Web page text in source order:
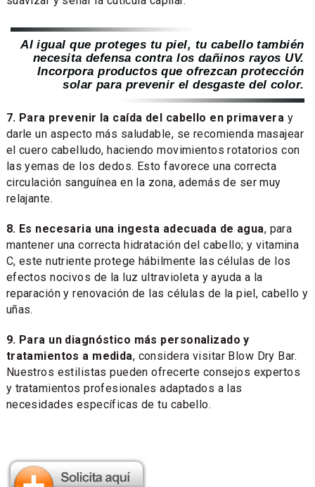
Al igual que proteges tu piel, tu cabello también
necesita defensa contra los dañinos rayos UV.
Incorpora productos que ofrezcan protección
solar para prevenir el desgaste del color.
7. Para prevenir la caída del cabello en primavera y
darle un aspecto más saludable, se recomienda masajear
el cuero cabelludo, haciendo movimientos rotatorios con
las yemas de los dedos. Esto favorece una correcta
circulación sanguínea en la zona, además de ser muy
relajante.
8. Es necesaria una ingesta adecuada de agua, para
mantener una correcta hidratación del cabello; y vitamina
C, este nutriente protege hábilmente las células de los
efectos nocivos de la luz ultravioleta y ayuda a la
reparación y renovación de las células de la piel, cabello y
uñas.
9. Para un diagnóstico más personalizado y
tratamientos a medida, considera visitar Blow Dry Bar.
Nuestros estilistas pueden ofrecerte consejos expertos
y tratamientos profesionales adaptados a las
necesidades específicas de tu cabello.